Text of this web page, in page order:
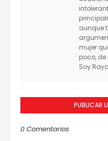
aunque
mujer
poco,
Soy
PUBLICAR
0 Comentarios